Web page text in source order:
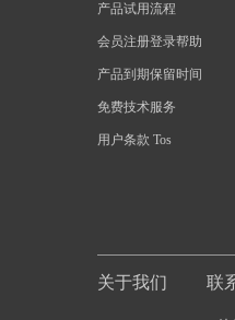
产品试用流程
会员注册登录帮助
产品到期保留时间
免费技术服务
用户条款 Tos
关于我们 联